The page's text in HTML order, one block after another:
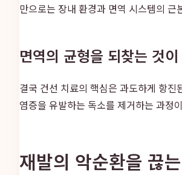
만으로는 장내 환경과 면역 시스템의
면역의 균형을 되찾는 것
결국 건선 치료의 핵심은 과도하게 항
염증을 유발하는 독소를 제거하는 과정
재발의 악순환을 끊